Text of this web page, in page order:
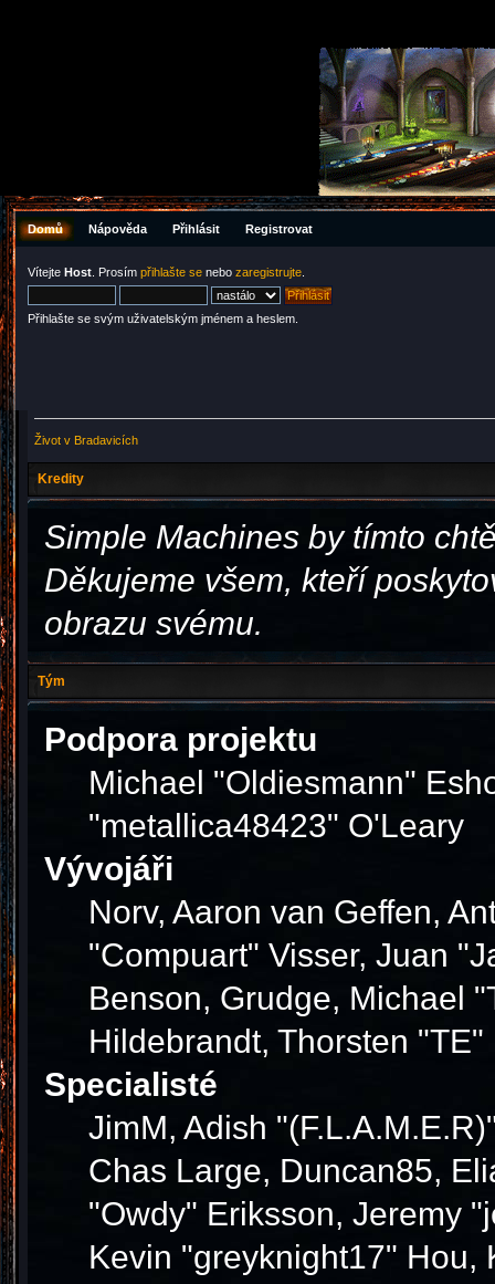
Domů Nápověda Přihlásit Registrovat
Vítejte Host . Prosím přihlašte se nebo zaregistrujte
Přihlašte se svým uživatelským jménem a heslem.
Život v Bradavicích
Kredity
Simple Machines by tímto
Děkujeme všem, kteří
obrazu svému.
Tým
Podpora projektu
Michael "Oldiesmann"
"metallica48423" O'Leary
Vývojáři
Norv, Aaron van Geffen,
"Compuart" Visser, Juan
Benson, Grudge, Michael
Hildebrandt, Thorsten
Specialisté
JimM, Adish
Chas Large, Duncan85,
"Owdy" Eriksson, Jeremy
Kevin "greyknight17" Hou,